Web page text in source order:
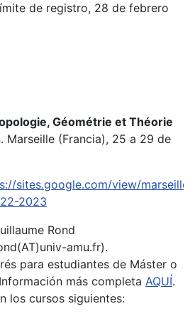
de registro, 28 de febrero
Géométrie et Théorie
. Marseille (Francia), 25 a 29 de
sites.google.com/view/marseille-
2023
Rond
amu.fr).
para estudiantes de Máster o
más completa AQUÍ.
los cursos siguientes: